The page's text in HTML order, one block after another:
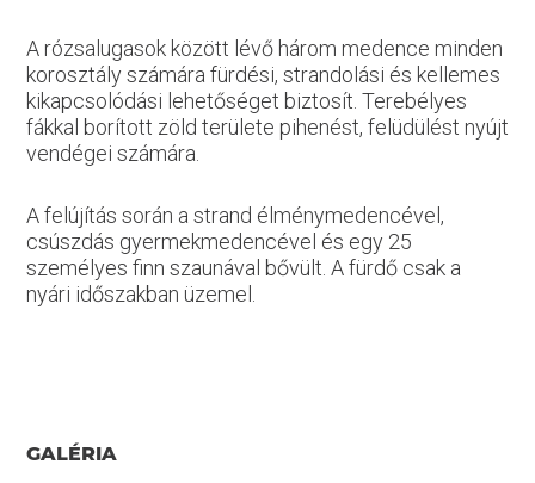
A rózsalugasok között lévő három medence minden
korosztály számára fürdési, strandolási és kellemes
kikapcsolódási lehetőséget biztosít. Terebélyes
fákkal borított zöld területe pihenést, felüdülést nyújt
vendégei számára.
A felújítás során a strand élménymedencével,
csúszdás gyermekmedencével és egy 25
személyes finn szaunával bővült. A fürdő csak a
nyári időszakban üzemel.
GALÉRIA